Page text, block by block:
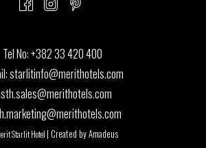
Tel No:+382 33 420 400
starlitinfo@merithotels.com
Starlit Hotel | Created byAmadeus